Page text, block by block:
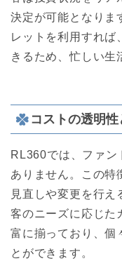
決定が可能となりま
レットを利用すれば
きるため、忙しい生
コストの透明
RL360では、ファン
ありません。この特
見直しや変更を行え
客のニーズに応じた
富に揃っており、個
とができます。